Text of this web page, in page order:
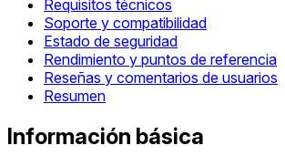
Requisitos técnicos
Soporte y compatibilidad
Estado de seguridad
Rendimiento y puntos de referencia
Reseñas y comentarios de usuarios
Resumen
Información básica